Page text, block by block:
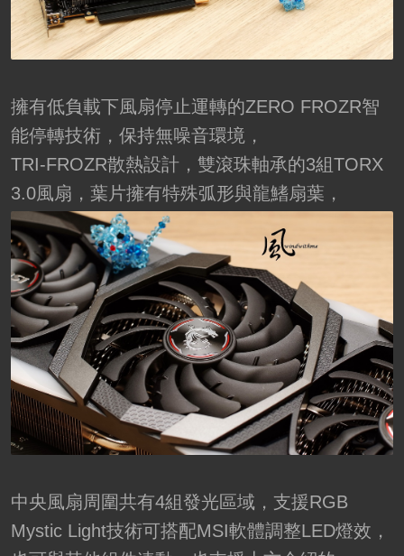
擁有低負載下風扇停止運轉的ZERO FROZR智
能停轉技術，保持無噪音環境，
TRI-FROZR散熱設計，雙滾珠軸承的3組TORX
3.0風扇，葉片擁有特殊弧形與龍鰭扇葉，
中央風扇周圍共有4組發光區域，支援RGB
Mystic Light技術可搭配MSI軟體調整LED燈效，